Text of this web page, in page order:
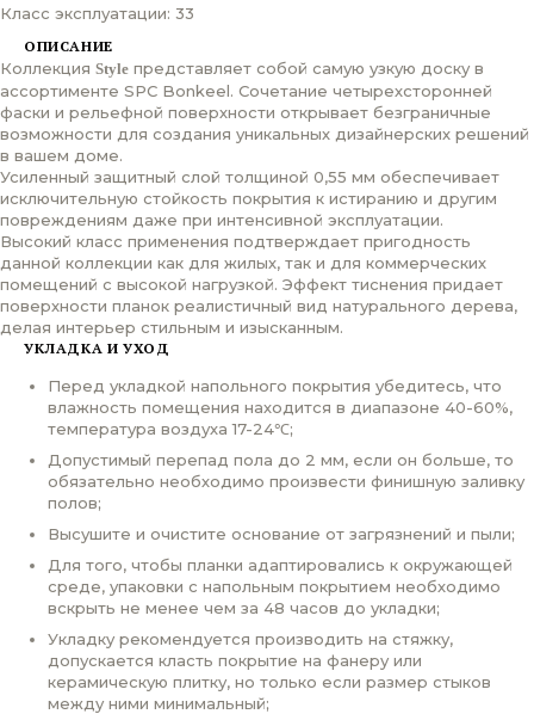
Класс эксплуатации: 33
ОПИСАНИЕ
Коллекция Style представляет собой самую узкую доску в
ассортименте SPC Bonkeel. Сочетание четырехсторонней
фаски и рельефной поверхности открывает безграничные
возможности для создания уникальных дизайнерских решений
в вашем доме.
Усиленный защитный слой толщиной 0,55 мм обеспечивает
исключительную стойкость покрытия к истиранию и другим
повреждениям даже при интенсивной эксплуатации.
Высокий класс применения подтверждает пригодность
данной коллекции как для жилых, так и для коммерческих
помещений с высокой нагрузкой. Эффект тиснения придает
поверхности планок реалистичный вид натурального дерева,
делая интерьер стильным и изысканным.
УКЛАДКА И УХОД
Перед укладкой напольного покрытия убедитесь, что
влажность помещения находится в диапазоне 40-60%,
температура воздуха 17-24℃;
Допустимый перепад пола до 2 мм, если он больше, то
обязательно необходимо произвести финишную заливку
полов;
Высушите и очистите основание от загрязнений и пыли;
Для того, чтобы планки адаптировались к окружающей
среде, упаковки с напольным покрытием необходимо
вскрыть не менее чем за 48 часов до укладки;
Укладку рекомендуется производить на стяжку,
допускается класть покрытие на фанеру или
керамическую плитку, но только если размер стыков
между ними минимальный;